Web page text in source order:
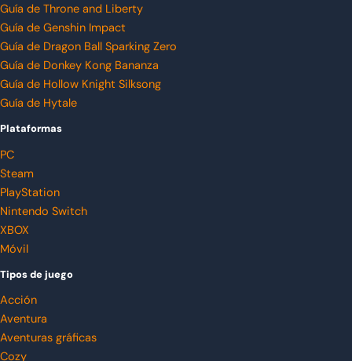
Guía de Throne and Liberty
Guía de Genshin Impact
Guía de Dragon Ball Sparking Zero
Guía de Donkey Kong Bananza
Guía de Hollow Knight Silksong
Guía de Hytale
Plataformas
PC
Steam
PlayStation
Nintendo Switch
XBOX
Móvil
Tipos de juego
Acción
Aventura
Aventuras gráficas
Cozy